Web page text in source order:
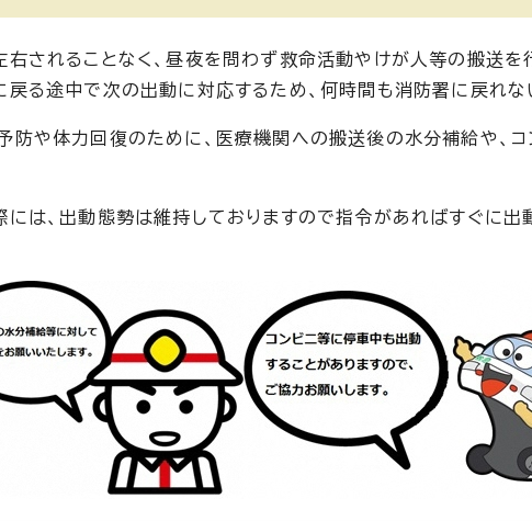
右されることなく、昼夜を問わず救命活動やけが人等の搬送を
る途中で次の出動に対応するため、何時間も消防署に戻れな
防や体力回復のために、医療機関への搬送後の水分補給や、
は、出動態勢は維持しておりますので指令があればすぐに出